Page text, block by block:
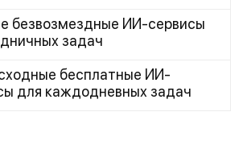
безвозмездные ИИ-сервисы
задач
бесплатные ИИ-
для каждодневных задач